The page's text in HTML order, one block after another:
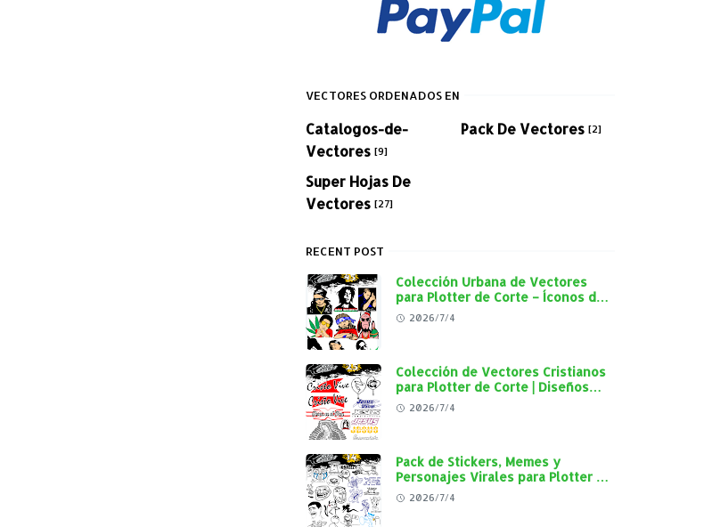
VECTORES ORDENADOS EN
Catalogos-de-
Vectores [9]
Pack De Vectores [2]
Super Hojas De
Vectores [27]
RECENT POST
Colección Urbana de Vectores
para Plotter de Corte – Íconos del
Rap, Reggae y Cultura Street en
Alta Calidad
2026/7/4
Colección de Vectores Cristianos
para Plotter de Corte | Diseños
"Cristo Vive", "Jesús Vive" y
Virgen de Guadalupe en Alta
2026/7/4
Pack de Stickers, Memes y
Personajes Virales para Plotter de
Corte | Diseños en Alta Calidad
2026/7/4